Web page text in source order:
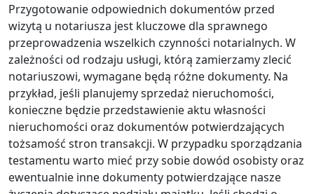
Przygotowanie odpowiednich dokumentów przed
wizytą u notariusza jest kluczowe dla sprawnego
przeprowadzenia wszelkich czynności notarialnych. W
zależności od rodzaju usługi, którą zamierzamy zlecić
notariuszowi, wymagane będą różne dokumenty. Na
przykład, jeśli planujemy sprzedaż nieruchomości,
konieczne będzie przedstawienie aktu własności
nieruchomości oraz dokumentów potwierdzających
tożsamość stron transakcji. W przypadku sporządzania
testamentu warto mieć przy sobie dowód osobisty oraz
ewentualnie inne dokumenty potwierdzające nasze